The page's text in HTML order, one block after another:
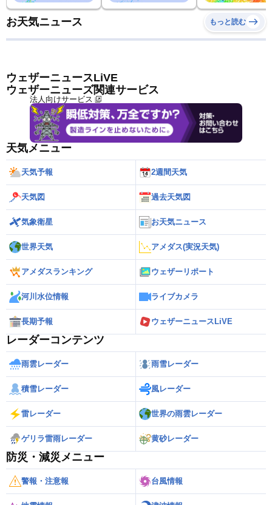
お天気ニュース もっと読む
ウェザーニュースLiVE
ウェザーニューズ関連サービス
法人向けサービス
天気メニュー
天気予報 2週間天気
天気図 過去天気図
気象衛星 お天気ニュース
世界天気 アメダス(実況天気)
アメダスランキング ウェザーリポート
河川水位情報 ライブカメラ
長期予報 ウェザーニュースLiVE
レーダーコンテンツ
雨雲レーダー 雨雪レーダー
積雪レーダー 風レーダー
雷レーダー 世界の雨雲レーダー
ゲリラ雷雨レーダー 黄砂レーダー
防災・減災メニュー
警報・注意報 台風情報